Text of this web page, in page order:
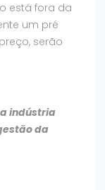
está fora da
um pré
serão
indústria
da